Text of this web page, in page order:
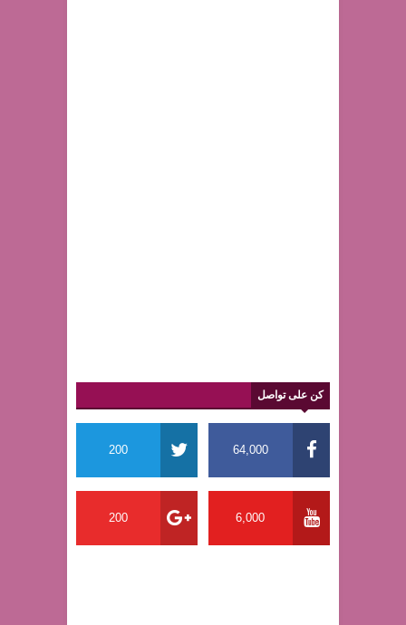
كن على تواصل
64,000
200
6,000
200